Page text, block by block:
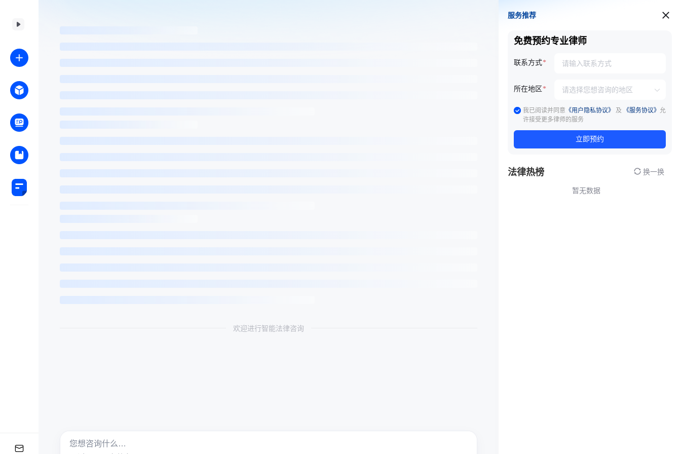
欢迎进行智能法律咨询
服务推荐
服务推荐
免费预约专业律师
联系方式
所在地区
我已阅读并同意 《用户隐私协议》 及 《服务协议》 允
许接受更多律师的服务
立即预约
法律热榜 换一换
暂无数据